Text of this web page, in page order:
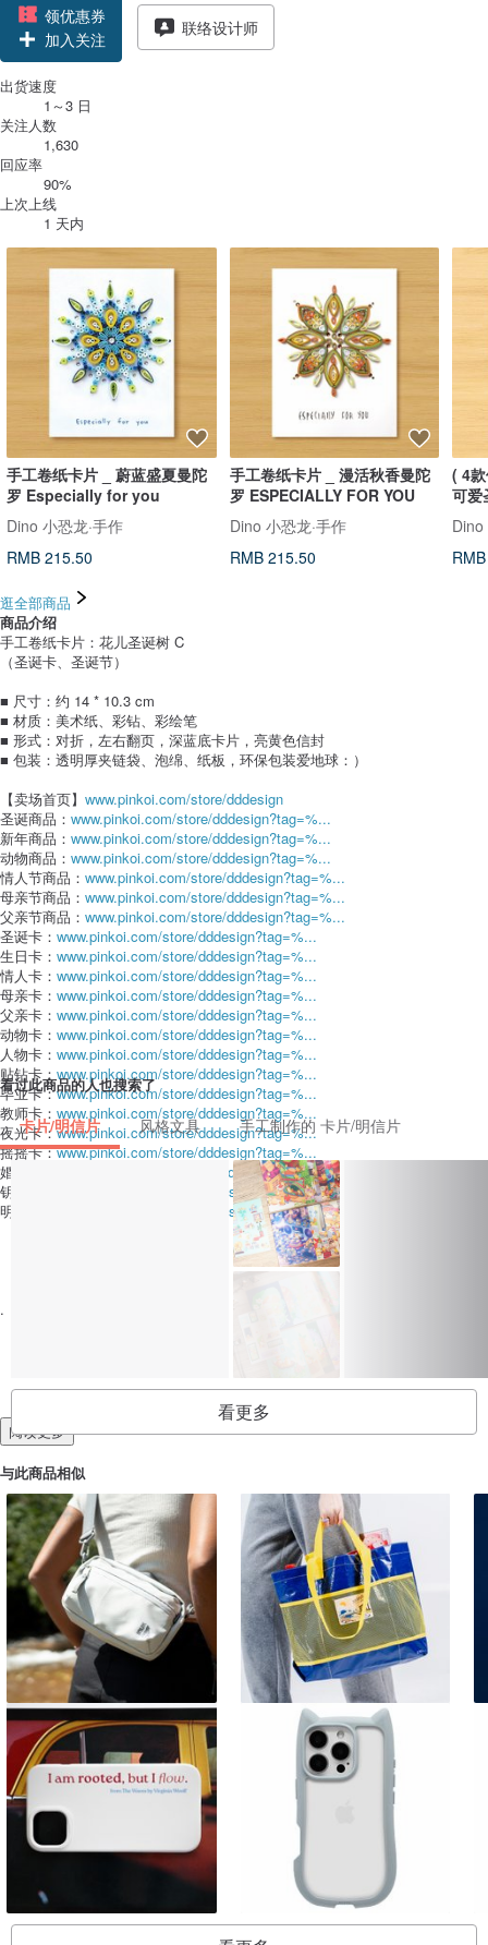
领优惠券
加入关注
联络设计师
出货速度
1～3 日
关注人数
1,630
回应率
90%
上次上线
1 天内
手工卷纸卡片 _ 蔚蓝盛夏曼陀
罗 Especially for you
Dino 小恐龙·手作
RMB 215.50
手工卷纸卡片 _ 漫活秋香曼陀
罗 ESPECIALLY FOR YOU
Dino 小恐龙·手作
RMB 215.50
( 4
可爱
Dino
逛全部商品
商品介绍
手工卷纸卡片：花儿圣诞树 C
（圣诞卡、圣诞节）
■ 尺寸：约 14 * 10.3 cm
■ 材质：美术纸、彩钻、彩绘笔
■ 形式：对折，左右翻页，深蓝底卡片，亮黄色信封
■ 包装：透明厚夹链袋、泡绵、纸板，环保包装爱地球：）
【卖场首页】 www.pinkoi.com/store/dddesign
圣诞商品： www.pinkoi.com/store/dddesign?tag=%...
新年商品： www.pinkoi.com/store/dddesign?tag=%...
动物商品： www.pinkoi.com/store/dddesign?tag=%...
情人节商品： www.pinkoi.com/store/dddesign?tag=%...
母亲节商品： www.pinkoi.com/store/dddesign?tag=%...
父亲节商品： www.pinkoi.com/store/dddesign?tag=%...
圣诞卡： www.pinkoi.com/store/dddesign?tag=%...
生日卡： www.pinkoi.com/store/dddesign?tag=%...
情人卡： www.pinkoi.com/store/dddesign?tag=%...
母亲卡： www.pinkoi.com/store/dddesign?tag=%...
父亲卡： www.pinkoi.com/store/dddesign?tag=%...
动物卡： www.pinkoi.com/store/dddesign?tag=%...
人物卡： www.pinkoi.com/store/dddesign?tag=%...
贴钻卡： www.pinkoi.com/store/dddesign?tag=%...
毕业卡：www.pinkoi.com/store/dddesign?tag=%...
教师卡： www.pinkoi.com/store/dddesign?tag=%...
夜光卡：www.pinkoi.com/store/dddesign?tag=%...
摇摇卡：www.pinkoi.com/store/dddesign?tag=%...
婚礼贺卡：
www.pinkoi.com/store/dddesign?tag=%...
钥匙圈：
www.pinkoi.com/store/dddesign?tag=%...
明信片：
www.pinkoi.com/store/dddesign?tag=%...
.
阅读更多
看过此商品的人也搜索了
卡片/明信片 风格文具 手工制作的 卡片/明信片
看更多
与此商品相似